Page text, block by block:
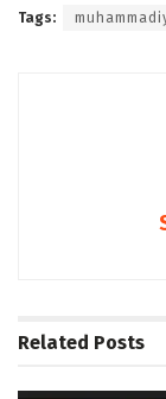
Tags:
Related Posts